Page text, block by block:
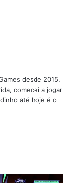
desde 2015.
comecei a jogar
até hoje é o